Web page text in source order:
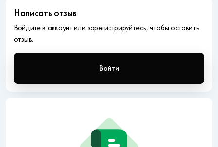
Написать отзыв
Войдите в аккаунт или зарегистрируйтесь, чтобы оставить
отзыв.
Войти